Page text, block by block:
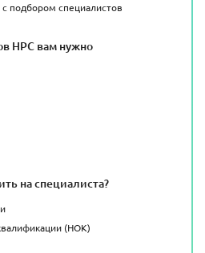
подбором специалистов
НРС вам нужно
на специалиста?
(НОК)